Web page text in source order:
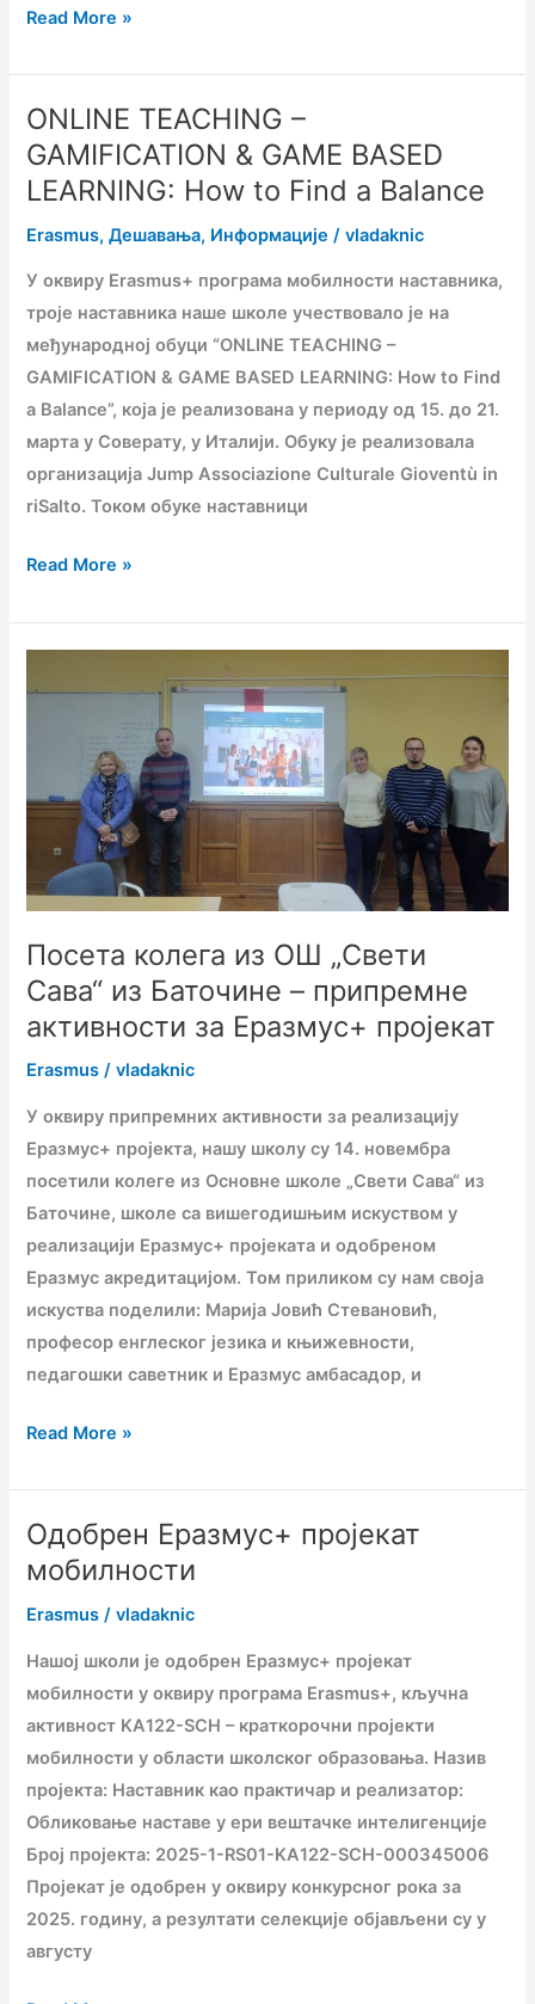
BASED
Read More »
ONLINE TEACHING –
GAMIFICATION & GAME BASED
LEARNING: How to Find a Balance
Erasmus,Дешавања, Информације /vladaknic
У оквиру Erasmus+ програма мобилности наставника,
троје наставника наше школе учествовало је на
међународној обуци “ONLINE TEACHING –
GAMIFICATION & GAME BASED LEARNING: How to Find
a Balance”, која је реализована у периоду од 15. до 21.
марта у Соверату, у Италији. Обуку је реализовала
организација Jump Associazione Culturale Gioventù in
riSalto. Током обуке наставници
ONLINE
TEACHING
–
&
GAME
BASED
LEARNING:
How
to
Find
a
Balance
Read More »
Посета колега из ОШ „Свети
Сава“ из Баточине – припремне
активности за Еразмус+ пројекат
Erasmus /vladaknic
У оквиру припремних активности за реализацију
Еразмус+ пројекта, нашу школу су 14. новембра
посетили колеге из Основне школе „Свети Сава“ из
Баточине, школе са вишегодишњим искуством у
реализацији Еразмус+ пројеката и одобреном
Еразмус акредитацијом. Том приликом су нам своја
искуства поделили: Марија Јовић Стевановић,
професор енглеског језика и књижевности,
педагошки саветник и Еразмус амбасадор, и
колега
„Свети
Баточине
припремне
активности
за
пројекат
Read More »
Одобрен Еразмус+ пројекат
мобилности
Erasmus /vladaknic
Нашој школи је одобрен Еразмус+ пројекат
мобилности у оквиру програма Erasmus+, кључна
активност KA122-SCH – краткорочни пројекти
мобилности у области школског образовања. Назив
пројекта: Наставник као практичар и реализатор:
Обликовање наставе у ери вештачке интелигенције
Број пројекта: 2025-1-RS01-KA122-SCH-000345006
Пројекат је одобрен у оквиру конкурсног рока за
2025. годину, а резултати селекције објављени су у
августу
Одобрен
Еразмус+
мобилности